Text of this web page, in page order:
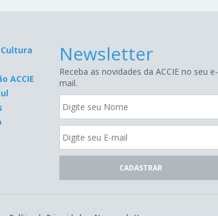
ACCIE
Newsletter
Receba as novidades da ACCIE no seu e-
mail.